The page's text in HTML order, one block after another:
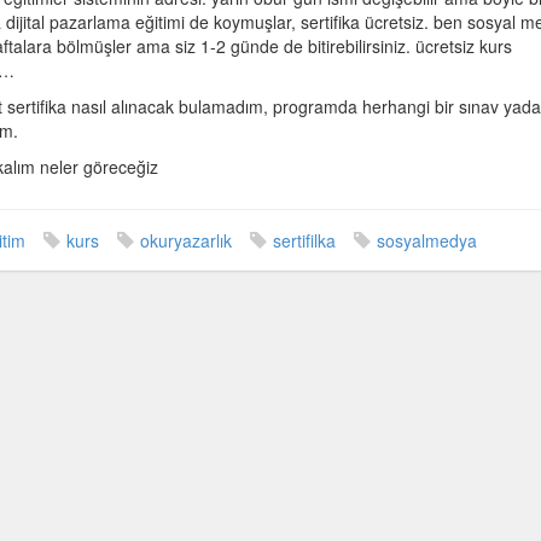
pazarlama eğitimi de koymuşlar, sertifika ücretsiz. ben sosyal
bölmüşler ama siz 1-2 günde de bitirebilirsiniz. ücretsiz kurs
nasıl alınacak bulamadım, programda herhangi bir sınav
neler göreceğiz
kurs okuryazarlık sertifilka sosyalmedya